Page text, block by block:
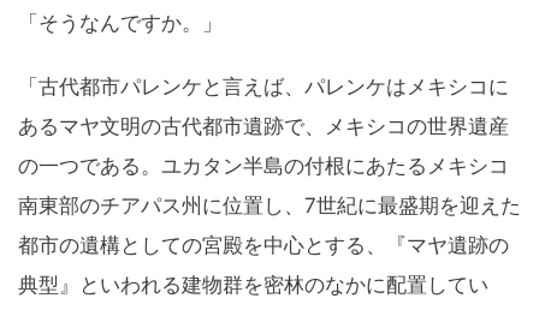
「そうなんですか。」
「古代都市パレンケと言えば、パレンケはメキシコに
あるマヤ文明の古代都市遺跡で、メキシコの世界遺産
の一つである。ユカタン半島の付根にあたるメキシコ
南東部のチアパス州に位置し、7世紀に最盛期を迎えた
都市の遺構としての宮殿を中心とする、『マヤ遺跡の
典型』といわれる建物群を密林のなかに配置してい